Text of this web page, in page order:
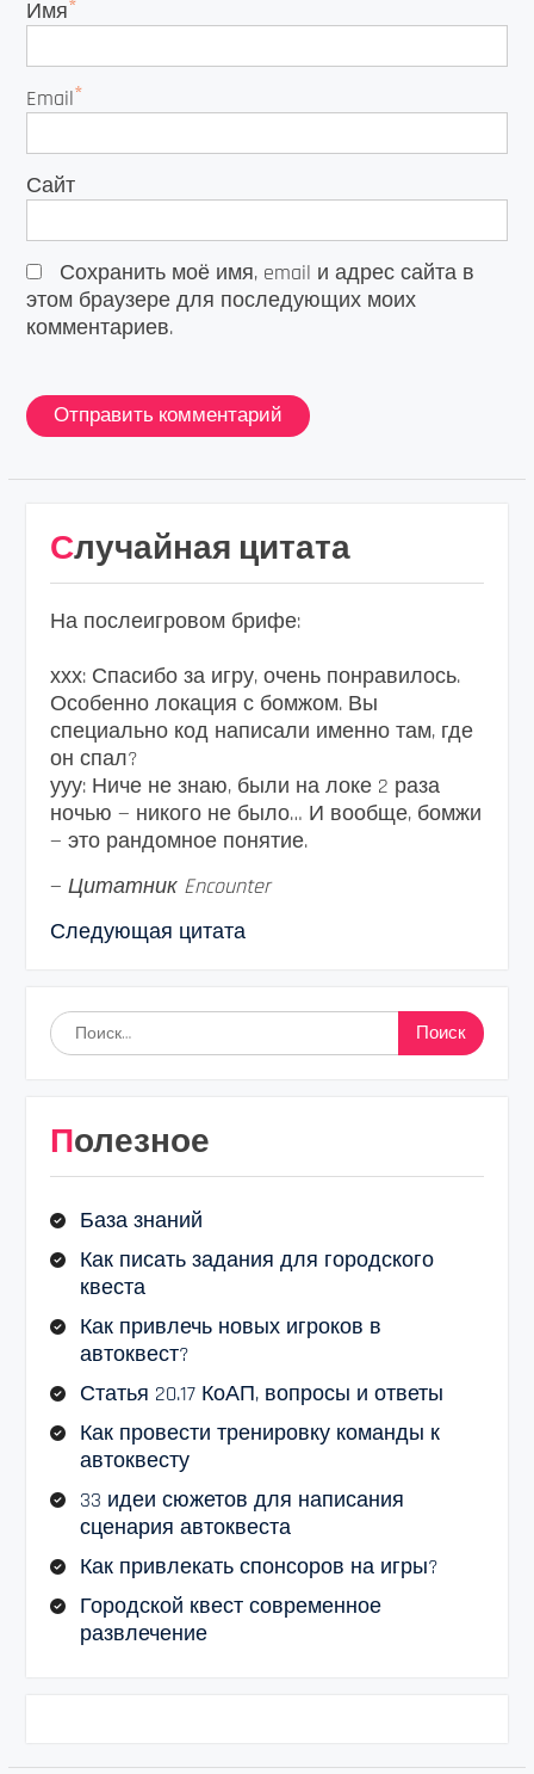
Имя*
Email*
Сайт
Сохранить моё имя, email и адрес сайта в
этом браузере для последующих моих
комментариев.
Случайная цитата
На послеигровом брифе:
ххх: Спасибо за игру, очень понравилось.
Особенно локация с бомжом. Вы
специально код написали именно там, где
он спал?
ууу: Ниче не знаю, были на локе 2 раза
ночью — никого не было… И вообще, бомжи
— это рандомное понятие.
— Цитатник Encounter
Следующая цитата
Найти:
Полезное
База знаний
Как писать задания для городского
квеста
Как привлечь новых игроков в
автоквест?
Статья 20.17 КоАП, вопросы и ответы
Как провести тренировку команды к
автоквесту
33 идеи сюжетов для написания
сценария автоквеста
Как привлекать спонсоров на игры?
Городской квест современное
развлечение